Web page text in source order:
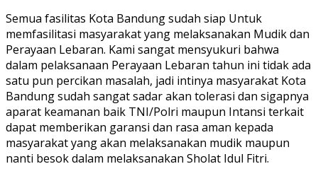
Semua fasilitas Kota Bandung sudah siap Untuk
memfasilitasi masyarakat yang melaksanakan Mudik dan
Perayaan Lebaran. Kami sangat mensyukuri bahwa
dalam pelaksanaan Perayaan Lebaran tahun ini tidak ada
satu pun percikan masalah, jadi intinya masyarakat Kota
Bandung sudah sangat sadar akan tolerasi dan sigapnya
aparat keamanan baik TNI/Polri maupun Intansi terkait
dapat memberikan garansi dan rasa aman kepada
masyarakat yang akan melaksanakan mudik maupun
nanti besok dalam melaksanakan Sholat Idul Fitri.